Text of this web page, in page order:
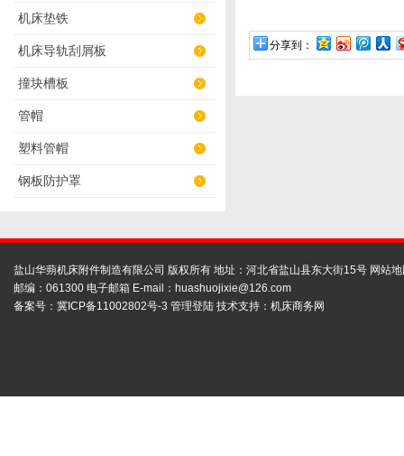
机床垫铁
机床导轨刮屑板
撞块槽板
管帽
塑料管帽
钢板防护罩
分享到：
盐山华蒴机床附件制造有限公司 版权所有 地址：河北省盐山县东大街15号 网站
邮编：061300 电子邮箱 E-mail： huashuojixie@126.com
备案号： 冀ICP备11002802号-3 管理登陆 技术支持： 机床商务网